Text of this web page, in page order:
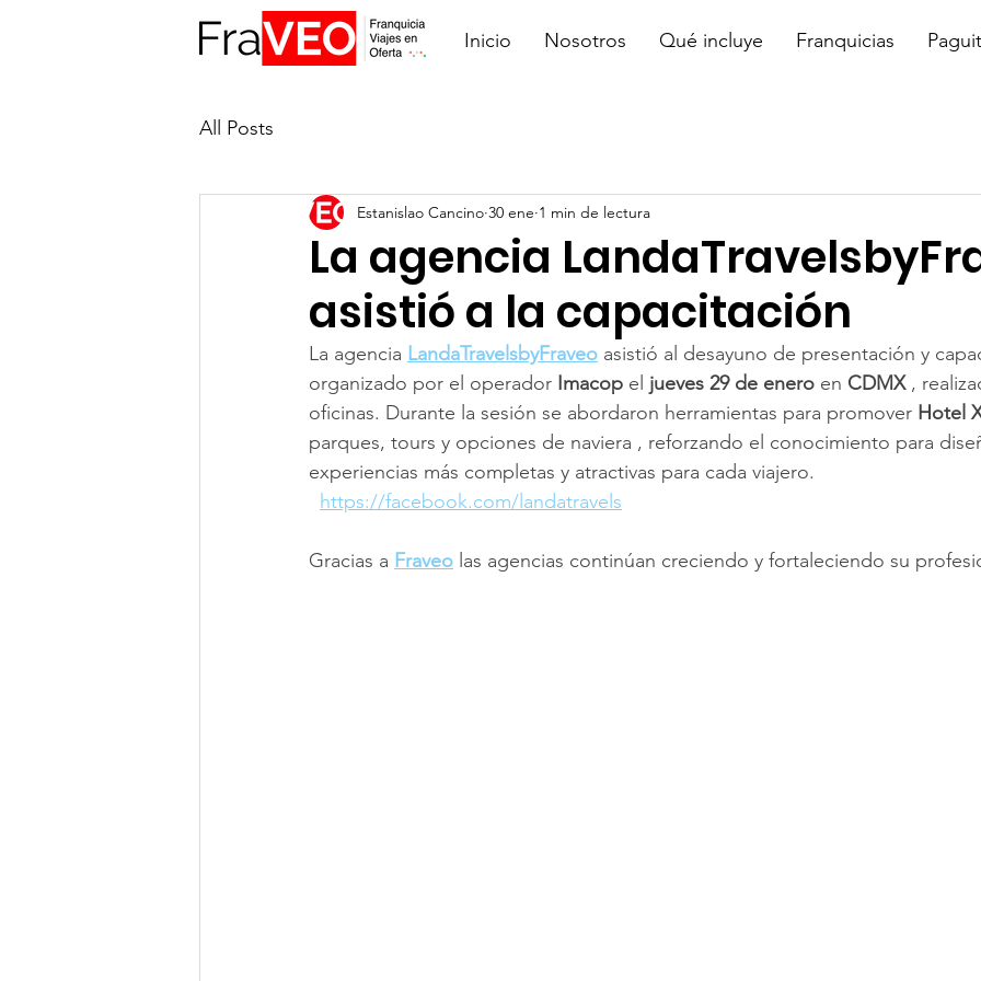
Inicio Nosotros Qué incluye Franquicias
All Posts
La agencia
asistió a la capacitación
Estanislao Cancino 30 ene 1 min de lectura
La agencia LandaTravelsbyFraveo asistió al desayuno de presentación y
organizado por el operador Imacop el jueves 29 de enero en CDMX ,
oficinas. Durante la sesión se abordaron herramientas para promover Hotel
parques, tours y opciones de naviera , reforzando el conocimiento para
experiencias más completas y atractivas para cada viajero.
https://facebook.com/landatravels
Gracias a Fraveo las agencias continúan creciendo y fortaleciendo su